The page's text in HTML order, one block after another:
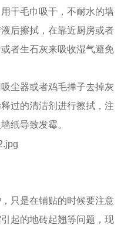
干毛巾吸干，不耐水的墙
后擦拭，在靠近厨房或者
者生石灰来吸收湿气避免
尘器或者鸡毛掸子去掉灰
过的清洁剂进行擦拭，注
纸导致发霉。
只是在铺贴的时候要注意
起的地砖起翘等问题，现